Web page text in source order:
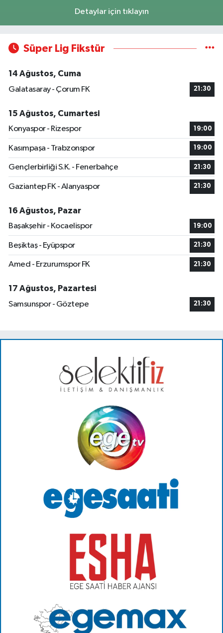
Detaylar için tıklayın
Süper Lig Fikstür
14 Ağustos, Cuma
Galatasaray - Çorum FK
21:30
15 Ağustos, Cumartesi
Konyaspor - Rizespor
19:00
Kasımpaşa - Trabzonspor 19:00
Gençlerbirliği S.K. - Fenerbahçe 21:30
Gaziantep FK - Alanyaspor 21:30
16 Ağustos, Pazar
Başakşehir - Kocaelispor
19:00
Beşiktaş - Eyüpspor 21:30
Amed - Erzurumspor FK 21:30
17 Ağustos, Pazartesi
Samsunspor - Göztepe
21:30